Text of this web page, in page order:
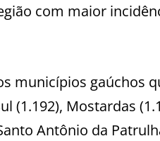
com maior
municípios gaúchos
(1.192), Mostardas
Antônio da